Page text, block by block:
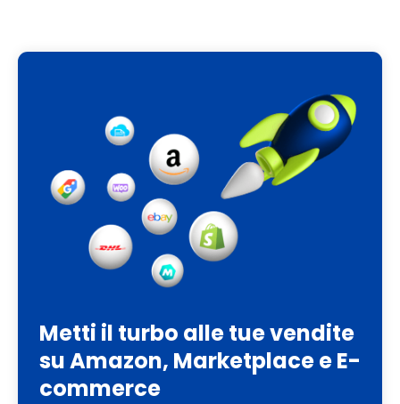
Metti il turbo alle tue vendite
su Amazon, Marketplace e E-
commerce